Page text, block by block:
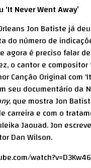
Never Went Away’
Jon Batiste já
do número de
agora é preciso falar
o cantor e
Canção Original com
seu documentário da
, que mostra Jon
carreira e com o
Jaouad. Jon
Dan Wilson.